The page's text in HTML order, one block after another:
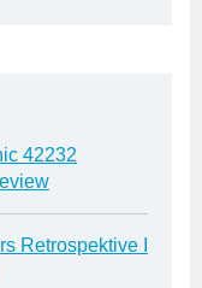
42232
Retrospektive I